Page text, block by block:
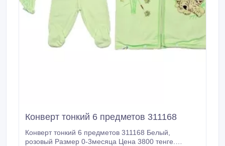
Конверт тонкий 6 предметов 311168
Конверт тонкий 6 предметов 311168 Белый,
розовый Размер 0-3месяца Цена 3800 тенге.